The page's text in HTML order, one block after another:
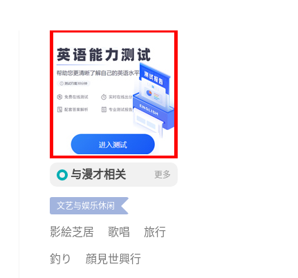
与漫才相关 更多
文艺与娱乐休闲
影絵芝居 歌唱
旅行
釣り
顔見世興行